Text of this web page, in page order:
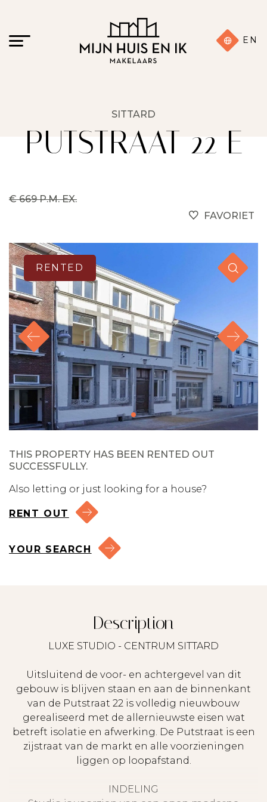
EN
SITTARD
PUTSTRAAT 22 E
€ 669 P.M. EX.
FAVORIET
RENTED
THIS PROPERTY HAS BEEN RENTED OUT
SUCCESSFULLY.
Also letting or just looking for a house?
RENT OUT
YOUR SEARCH
Description
LUXE STUDIO - CENTRUM SITTARD
Uitsluitend de voor- en achtergevel van dit
gebouw is blijven staan en aan de binnenkant
van de Putstraat 22 is volledig nieuwbouw
gerealiseerd met de allernieuwste eisen wat
betreft isolatie en afwerking. De Putstraat is een
zijstraat van de markt en alle voorzieningen
liggen op loopafstand.
INDELING